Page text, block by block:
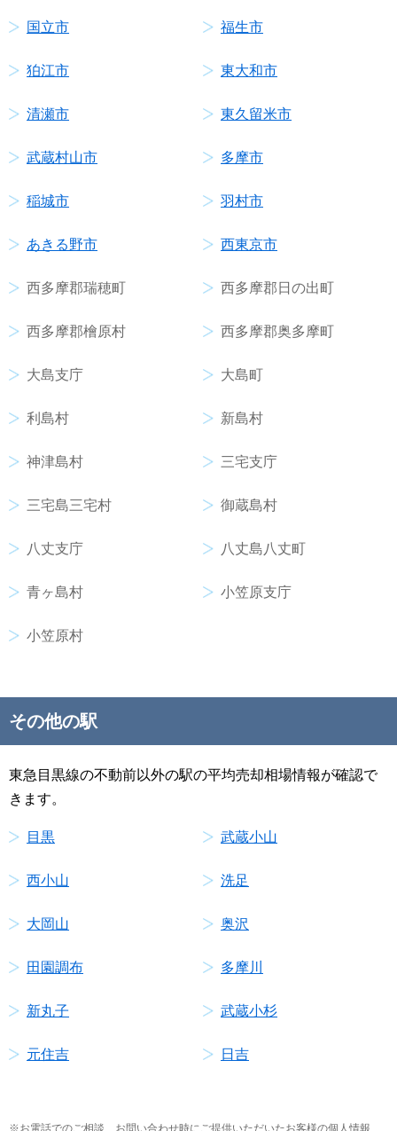
国立市 福生市
狛江市 東大和市
清瀬市 東久留米市
武蔵村山市 多摩市
稲城市 羽村市
あきる野市 西東京市
西多摩郡瑞穂町 西多摩郡日の出町
西多摩郡檜原村 西多摩郡奥多摩町
大島支庁 大島町
利島村 新島村
神津島村 三宅支庁
三宅島三宅村 御蔵島村
八丈支庁 八丈島八丈町
青ヶ島村 小笠原支庁
小笠原村
その他の駅
東急目黒線の不動前以外の駅の平均売却相場情報が確認で
きます。
目黒 武蔵小山
西小山 洗足
大岡山 奥沢
田園調布 多摩川
新丸子 武蔵小杉
元住吉 日吉
お電話でのご相談、お問い合わせ時にご提供いただいたお客様の個人情報